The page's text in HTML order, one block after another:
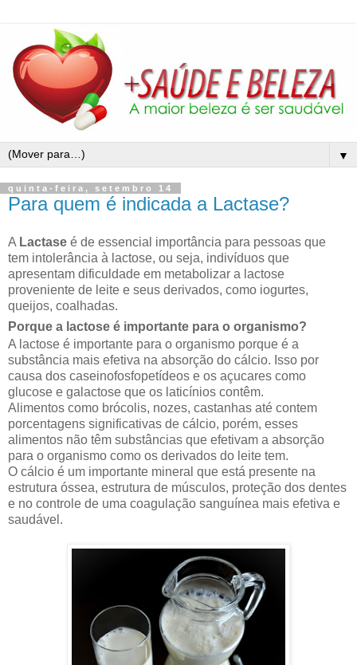
▼
quinta-feira, setembro 14
Para quem é indicada a Lactase?
A Lactase é de essencial importância para pessoas que
tem intolerância à lactose, ou seja, indivíduos que
apresentam dificuldade em metabolizar a lactose
proveniente de leite e seus derivados, como iogurtes,
queijos, coalhadas.
Porque a lactose é importante para o organismo?
A lactose é importante para o organismo porque é a
substância mais efetiva na absorção do cálcio. Isso por
causa dos caseinofosfopetídeos e os açucares como
glucose e galactose que os laticínios contêm.
Alimentos como brócolis, nozes, castanhas até contem
porcentagens significativas de cálcio, porém, esses
alimentos não têm substâncias que efetivam a absorção
para o organismo como os derivados do leite tem.
O cálcio é um importante mineral que está presente na
estrutura óssea, estrutura de músculos, proteção dos dentes
e no controle de uma coagulação sanguínea mais efetiva e
saudável.